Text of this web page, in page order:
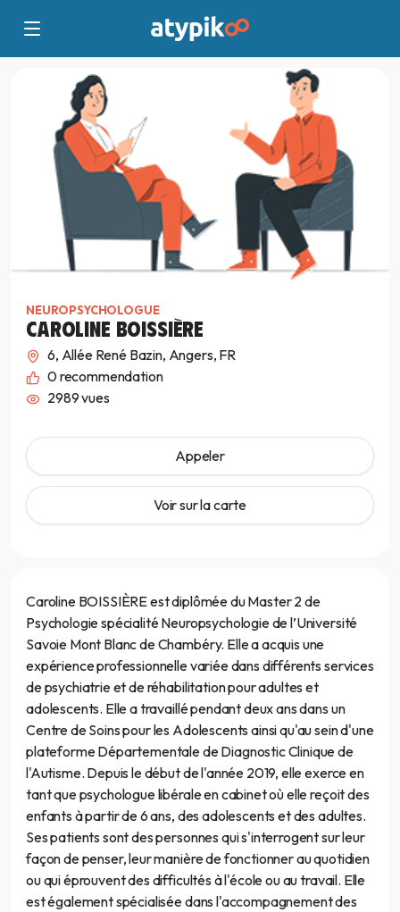
NEUROPSYCHOLOGUE
CAROLINE BOISSIÈRE
6, Allée René Bazin, Angers, FR
0recommendation
2989 vues
Appeler
Voir sur la carte
Caroline BOISSIÈRE est diplômée du Master 2 de
Psychologie spécialité Neuropsychologie de l’Université
Savoie Mont Blanc de Chambéry. Elle a acquis une
expérience professionnelle variée dans différents services
de psychiatrie et de réhabilitation pour adultes et
adolescents. Elle a travaillé pendant deux ans dans un
Centre de Soins pour les Adolescents ainsi qu'au sein d'une
plateforme Départementale de Diagnostic Clinique de
l'Autisme. Depuis le début de l'année 2019, elle exerce en
tant que psychologue libérale en cabinet où elle reçoit des
enfants à partir de 6 ans, des adolescents et des adultes.
Ses patients sont des personnes qui s'interrogent sur leur
façon de penser, leur manière de fonctionner au quotidien
ou qui éprouvent des difficultés à l'école ou au travail. Elle
est également spécialisée dans l'accompagnement des